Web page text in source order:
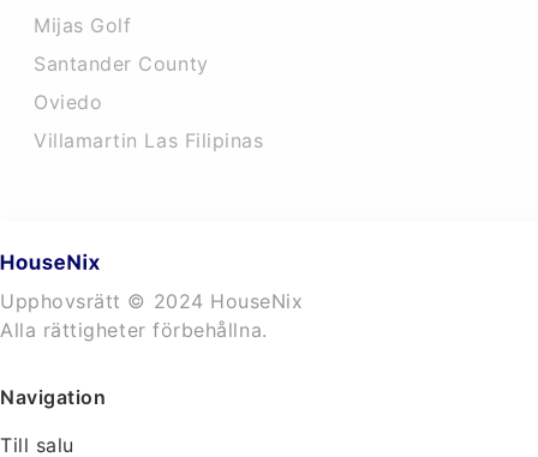
Mijas Golf
Santander County
Oviedo
Villamartin Las Filipinas
Upphovsrätt © 2024 HouseNix
Alla rättigheter förbehållna.
Navigation
Till salu